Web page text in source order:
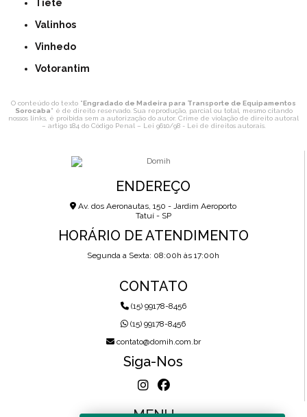
Tietê
Valinhos
Vinhedo
Votorantim
O conteúdo do texto "Engradado de Madeira para Transporte de Equipamentos
Sorocaba" é de direito reservado. Sua reprodução, parcial ou total, mesmo citando
nossos links, é proibida sem a autorização do autor. Crime de violação de direito autoral
– artigo 184 do Código Penal – Lei 9610/98 - Lei de direitos autorais.
ENDEREÇO
Av. dos Aeronautas, 150 - Jardim Aeroporto
Tatuí - SP
HORÁRIO DE ATENDIMENTO
Segunda a Sexta: 08:00h às 17:00h
CONTATO
(15) 99178-8456
(15) 99178-8456
contato@domih.com.br
Siga-Nos